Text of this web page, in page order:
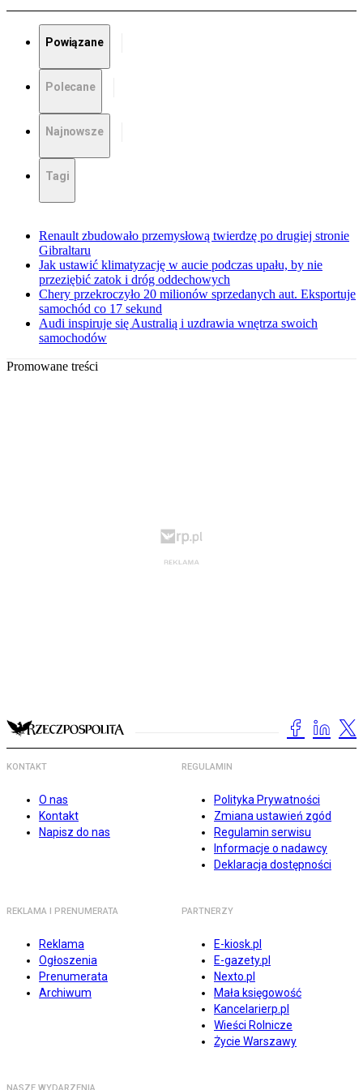
Powiązane
Polecane
Najnowsze
Tagi
Renault zbudowało przemysłową twierdzę po drugiej stronie
Gibraltaru
Jak ustawić klimatyzację w aucie podczas upału, by nie
przeziębić zatok i dróg oddechowych
Chery przekroczyło 20 milionów sprzedanych aut. Eksportuje
samochód co 17 sekund
Audi inspiruje się Australią i uzdrawia wnętrza swoich
samochodów
Promowane treści
KONTAKT
O nas
Kontakt
Napisz do nas
REGULAMIN
Polityka Prywatności
Zmiana ustawień zgód
Regulamin serwisu
Informacje o nadawcy
Deklaracja dostępności
REKLAMA I PRENUMERATA
Reklama
Ogłoszenia
Prenumerata
Archiwum
PARTNERZY
E-kiosk.pl
E-gazety.pl
Nexto.pl
Mała księgowość
Kancelarierp.pl
Wieści Rolnicze
Życie Warszawy